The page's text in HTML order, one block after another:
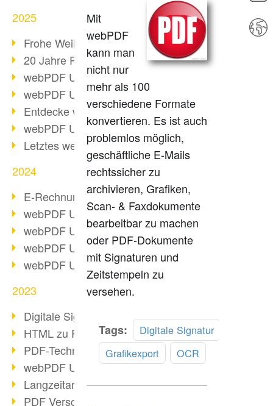
2025
Frohe Weihnachten & Auszeit
20 Jahre PDF/A
webPDF Update 10.0.3
webPDF Update 10.0.2
Entdecke webPDF 10
webPDF Update 9.0.0.3655
Letztes webPDF 8 Update
2024
E-Rechnungsstellung ab 2025
webPDF Update 9.0.0.3584
webPDF Update 9.0.0.3479
webPDF Update 9.0.0.3361
webPDF Update 9.0.0.3264
2023
Digitale Signatur in PDF
HTML zu PDF
PDF-Techniken für Barrierefreiheit
webPDF Update 9.0.0.3149
Langzeitarchivierung mit PDF/A
PDF Verschlüsselung
Mit
webPDF
kann man
nicht nur
mehr als 100
verschiedene Formate
konvertieren. Es ist auch
problemlos möglich,
geschäftliche E-Mails
rechtssicher zu
archivieren, Grafiken,
Scan- & Faxdokumente
bearbeitbar zu machen
oder PDF-Dokumente
mit Signaturen und
Zeitstempeln zu
versehen.
Tags:
Digitale Signatur
Grafikexport
OCR